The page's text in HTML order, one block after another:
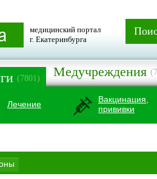
медицинский портал
г. Екатеринбурга
(7801) Медучреждения
Лечение
Вакцинация,
прививки